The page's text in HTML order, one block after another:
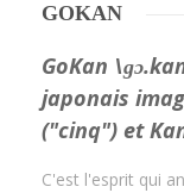
GOKAN
GoKan
japonais
("cinq") et
C'est l'esprit qui